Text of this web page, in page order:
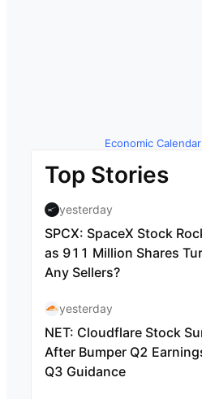
Economic Calendar
by TradingView